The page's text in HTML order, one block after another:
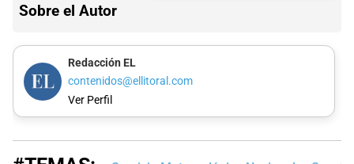
Sobre el Autor
Redacción EL
contenidos@ellitoral.com
Ver Perfil